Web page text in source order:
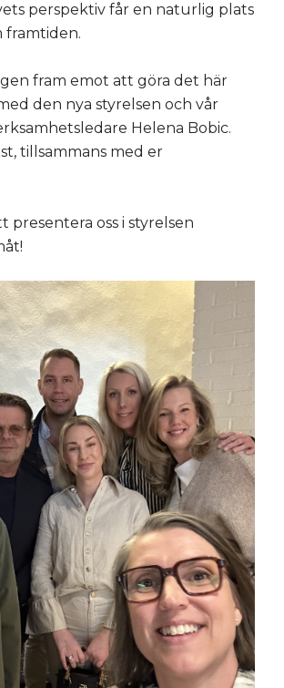
perspektiv får en naturlig plats
framtiden.
fram emot att göra det här
den nya styrelsen och vår
Helena Bobic.
tillsammans med er
presentera oss i styrelsen